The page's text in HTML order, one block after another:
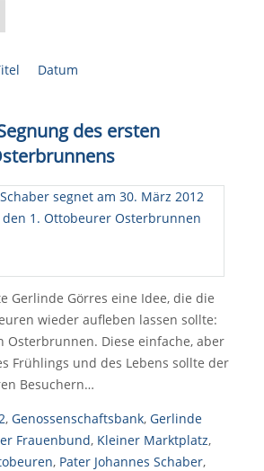
Datum
des ersten
Gerlinde Görres eine Idee, die die
wieder aufleben lassen sollte:
Osterbrunnen. Diese einfache, aber
Frühlings und des Lebens sollte der
Besuchern…
, Genossenschaftsbank, Gerlinde
Frauenbund, Kleiner Marktplatz,
, Pater Johannes Schaber,